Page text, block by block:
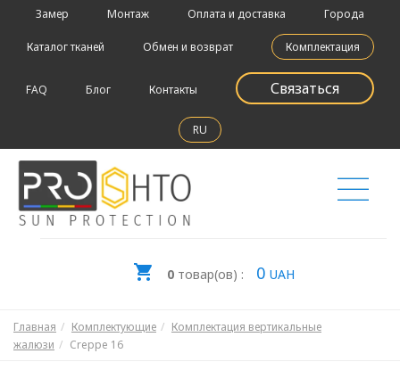
Замер Монтаж Оплата и доставка Города
Каталог тканей Обмен и возврат Комплектация
FAQ Блог Контакты Связаться
RU
0товар(ов) : 0 UAH
Главная Комплектующие
Комплектация вертикальные
жалюзи
Creppe 16